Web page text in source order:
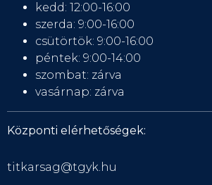
kedd: 12:00-16:00
szerda: 9:00-16:00
csütörtök: 9:00-16:00
péntek: 9:00-14:00
szombat: zárva
vasárnap: zárva
Központi elérhetőségek:
titkarsag@tgyk.hu